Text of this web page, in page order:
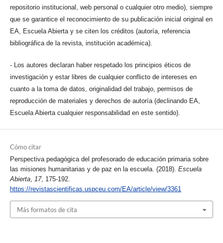
repositorio institucional, web personal o cualquier otro medio), siempre
que se garantice el reconocimiento de su publicación inicial original en
EA, Escuela Abierta y se citen los créditos (autoría, referencia
bibliográfica de la revista, institución académica).
- Los autores declaran haber respetado los principios éticos de
investigación y estar libres de cualquier conflicto de intereses en
cuanto a la toma de datos, originalidad del trabajo, permisos de
reproducción de materiales y derechos de autoría (declinando EA,
Escuela Abierta cualquier responsabilidad en este sentido).
Cómo citar
Perspectiva pedagógica del profesorado de educación primaria sobre
las misiones humanitarias y de paz en la escuela. (2018). Escuela
Abierta, 17, 175-192.
https://revistascientificas.uspceu.com/EA/article/view/3361
Más formatos de cita